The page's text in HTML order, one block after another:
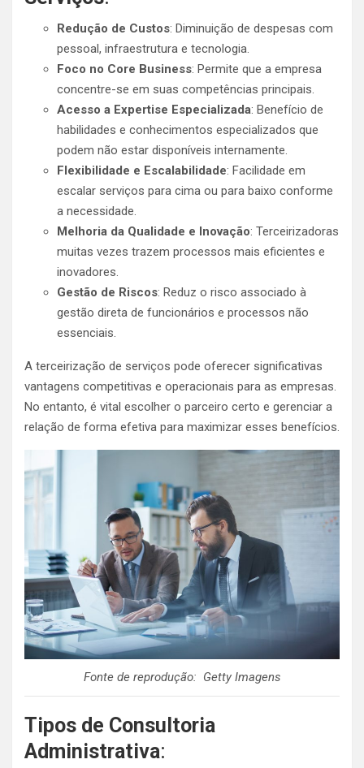
Redução de Custos: Diminuição de despesas com
pessoal, infraestrutura e tecnologia.
Foco no Core Business: Permite que a empresa
concentre-se em suas competências principais.
Acesso a Expertise Especializada: Benefício de
habilidades e conhecimentos especializados que
podem não estar disponíveis internamente.
Flexibilidade e Escalabilidade: Facilidade em
escalar serviços para cima ou para baixo conforme
a necessidade.
Melhoria da Qualidade e Inovação: Terceirizadoras
muitas vezes trazem processos mais eficientes e
inovadores.
Gestão de Riscos: Reduz o risco associado à
gestão direta de funcionários e processos não
essenciais.
A terceirização de serviços pode oferecer significativas
vantagens competitivas e operacionais para as empresas.
No entanto, é vital escolher o parceiro certo e gerenciar a
relação de forma efetiva para maximizar esses benefícios.
Fonte de reprodução: Getty Imagens
Tipos de Consultoria
Administrativa: